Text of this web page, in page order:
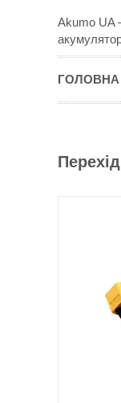
Akumo UA
ГОЛОВНА